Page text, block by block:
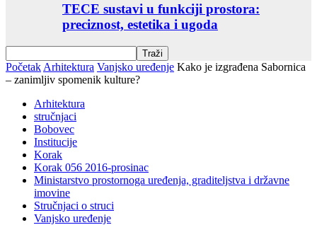
TECE sustavi u funkciji prostora:
preciznost, estetika i ugoda
Početak Arhitektura Vanjsko uređenje Kako je izgrađena Sabornica
– zanimljiv spomenik kulture?
Arhitektura
stručnjaci
Bobovec
Institucije
Korak
Korak 056 2016-prosinac
Ministarstvo prostornoga uređenja, graditeljstva i državne
imovine
Stručnjaci o struci
Vanjsko uređenje